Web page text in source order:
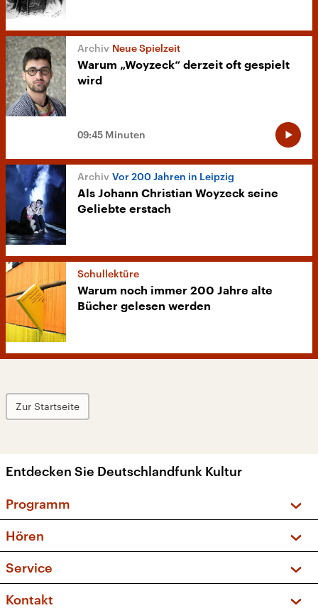
Neue Spielzeit
Warum „Woyzeck“ derzeit oft gespielt
wird
09:45 Minuten
Vor 200 Jahren in Leipzig
Als Johann Christian Woyzeck seine
Geliebte erstach
Schullektüre
Warum noch immer 200 Jahre alte
Bücher gelesen werden
Zur Startseite
Entdecken Sie Deutschlandfunk Kultur
Programm
Sendungen und Podcasts
Musikliste
Kakadu – Das Kinderprogramm
Hören
Frequenzen (UKW + DAB+)
Service
FAQ
Kontakt